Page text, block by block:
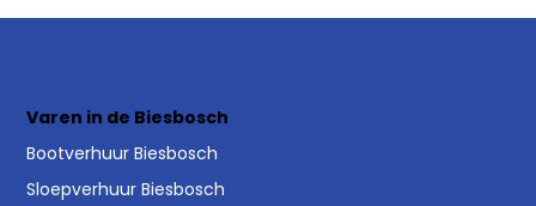
Varen in de Biesbosch
Bootverhuur Biesbosch
Sloepverhuur Biesbosch